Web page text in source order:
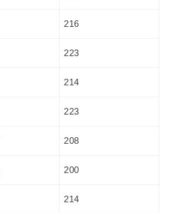
216
223
214
223
208
200
214